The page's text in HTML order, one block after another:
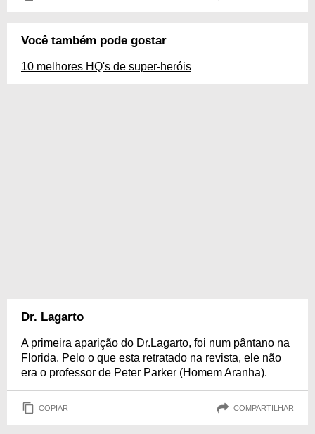
Você também pode gostar
10 melhores HQ's de super-heróis
Dr. Lagarto
A primeira aparição do Dr.Lagarto, foi num pântano na
Florida. Pelo o que esta retratado na revista, ele não
era o professor de Peter Parker (Homem Aranha).
COPIAR COMPARTILHAR